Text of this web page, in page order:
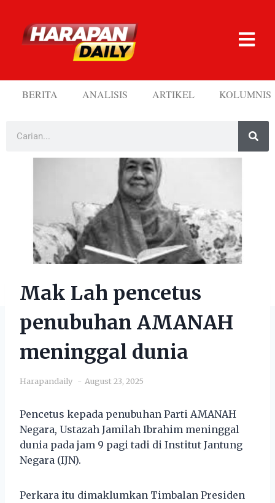
BERITA ANALISIS ARTIKEL KOLUMNIS
Mak Lah pencetus
penubuhan AMANAH
meninggal dunia
Harapandaily August 23, 2025
Pencetus kepada penubuhan Parti AMANAH
Negara, Ustazah Jamilah Ibrahim meninggal
dunia pada jam 9 pagi tadi di Institut Jantung
Negara (IJN).
Perkara itu dimaklumkan Timbalan Presiden